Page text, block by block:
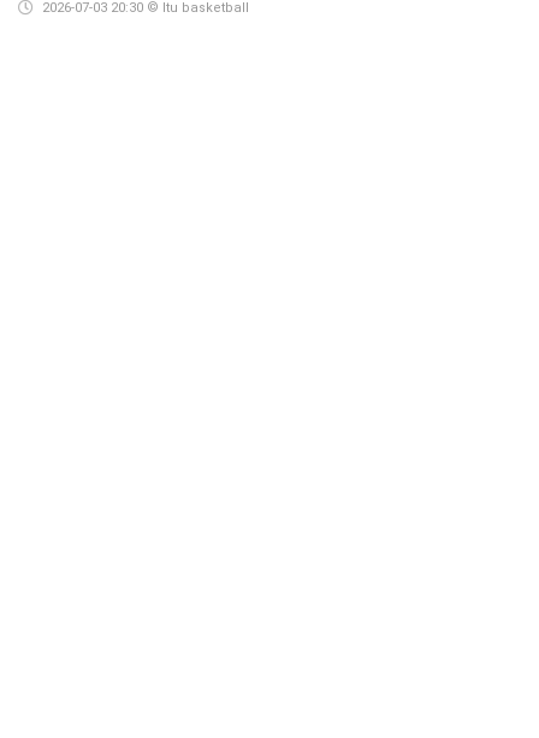
2026-07-03 20:30 © ltu basketball